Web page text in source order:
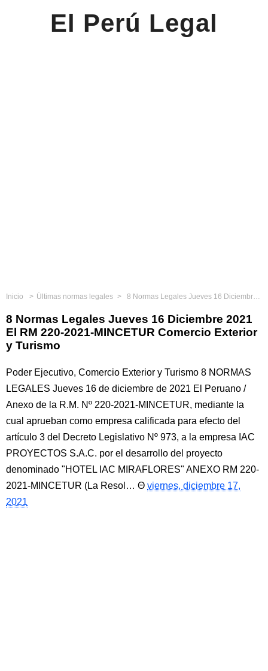
El Perú Legal
Inicio Últimas normas legales 8 Normas Legales Jueves 16 Diciembre 2021 El RM 220-2021-MINCETUR Comercio Exterior y Turismo
8 Normas Legales Jueves 16 Diciembre 2021
El RM 220-2021-MINCETUR Comercio Exterior
y Turismo
Poder Ejecutivo, Comercio Exterior y Turismo 8 NORMAS
LEGALES Jueves 16 de diciembre de 2021 El Peruano /
Anexo de la R.M. Nº 220-2021-MINCETUR, mediante la
cual aprueban como empresa calificada para efecto del
artículo 3 del Decreto Legislativo Nº 973, a la empresa IAC
PROYECTOS S.A.C. por el desarrollo del proyecto
denominado "HOTEL IAC MIRAFLORES" ANEXO RM 220-
2021-MINCETUR (La Resol…
viernes, diciembre 17,
2021